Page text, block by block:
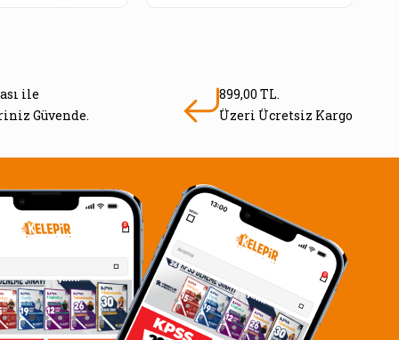
ile
Güvende.
899,00 TL.
Üzeri Ücretsiz Kargo